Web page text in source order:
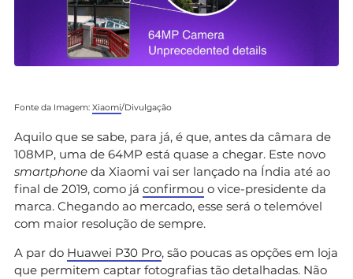
Fonte da Imagem: Xiaomi/Divulgação
Aquilo que se sabe, para já, é que, antes da câmara de
108MP, uma de 64MP está quase a chegar. Este novo
smartphone da Xiaomi vai ser lançado na Índia até ao
final de 2019, como já confirmou o vice-presidente da
marca. Chegando ao mercado, esse será o telemóvel
com maior resolução de sempre.
A par do Huawei P30 Pro, são poucas as opções em loja
que permitem captar fotografias tão detalhadas. Não